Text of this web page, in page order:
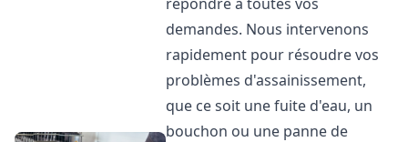
demandes. Nous intervenons
rapidement pour résoudre vos
problèmes d'assainissement,
que ce soit une fuite d'eau, un
bouchon ou une panne de